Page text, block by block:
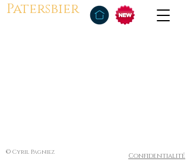
Patersbier
© Cyril Pagniez Confidentialité